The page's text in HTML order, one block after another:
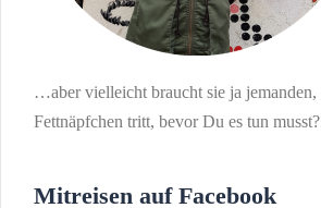
…aber vielleicht braucht sie ja
Fettnäpfchen tritt, bevor Du es tun musst?
Mitreisen auf Facebook